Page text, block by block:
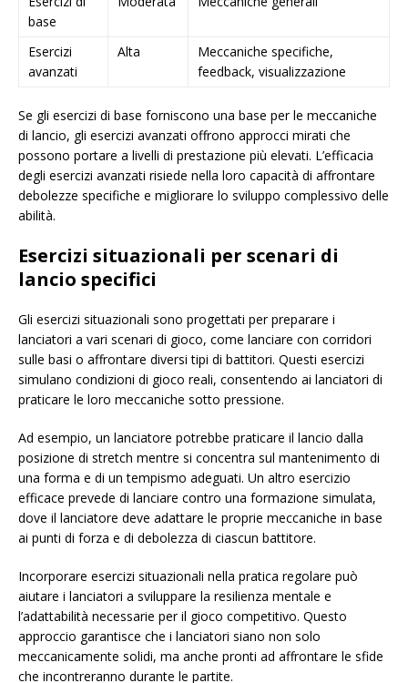
base
Esercizi
avanzati
Alta
Meccaniche specifiche,
feedback, visualizzazione
Se gli esercizi di base forniscono una base per le meccaniche
di lancio, gli esercizi avanzati offrono approcci mirati che
possono portare a livelli di prestazione più elevati. L’efficacia
degli esercizi avanzati risiede nella loro capacità di affrontare
debolezze specifiche e migliorare lo sviluppo complessivo delle
abilità.
Esercizi situazionali per scenari di
lancio specifici
Gli esercizi situazionali sono progettati per preparare i
lanciatori a vari scenari di gioco, come lanciare con corridori
sulle basi o affrontare diversi tipi di battitori. Questi esercizi
simulano condizioni di gioco reali, consentendo ai lanciatori di
praticare le loro meccaniche sotto pressione.
Ad esempio, un lanciatore potrebbe praticare il lancio dalla
posizione di stretch mentre si concentra sul mantenimento di
una forma e di un tempismo adeguati. Un altro esercizio
efficace prevede di lanciare contro una formazione simulata,
dove il lanciatore deve adattare le proprie meccaniche in base
ai punti di forza e di debolezza di ciascun battitore.
Incorporare esercizi situazionali nella pratica regolare può
aiutare i lanciatori a sviluppare la resilienza mentale e
l’adattabilità necessarie per il gioco competitivo. Questo
approccio garantisce che i lanciatori siano non solo
meccanicamente solidi, ma anche pronti ad affrontare le sfide
che incontreranno durante le partite.